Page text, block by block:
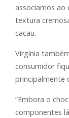
associamos ao
textura
cacau.
Virgínia
consumidor
principalmente
“Embora o
componentes